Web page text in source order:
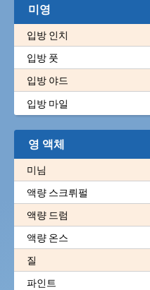
미영
입방 인치
입방 풋
입방 야드
입방 마일
영 액체
미님
액량 스크뤼펄
액량 드럼
액량 온스
질
파인트